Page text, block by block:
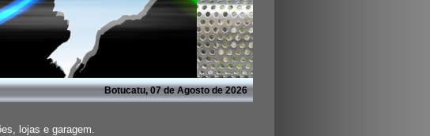
Botucatu, 07 de Agosto de 2026
lojas e garagem.